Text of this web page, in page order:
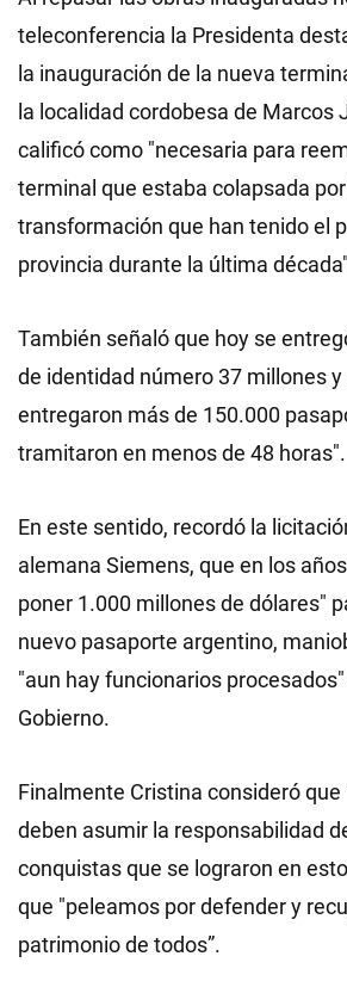
teleconferencia la Presidenta
la inauguración de la nueva
la localidad cordobesa de Marcos
calificó como "necesaria para
terminal que estaba colapsada
transformación que han tenido el
provincia durante la última
También señaló que hoy se
de identidad número 37 millones y
entregaron más de 150.000
tramitaron en menos de 48 horas".
En este sentido, recordó la
alemana Siemens, que en los
poner 1.000 millones de dólares"
nuevo pasaporte argentino,
"aun hay funcionarios procesados"
Gobierno.
Finalmente Cristina consideró
deben asumir la responsabilidad
conquistas que se lograron en
que "peleamos por defender y
patrimonio de todos”.